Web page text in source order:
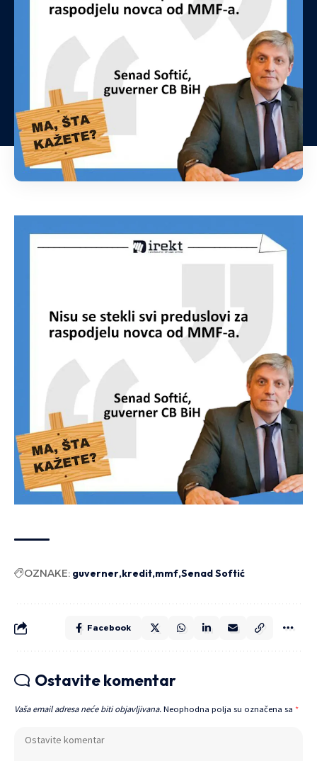
OZNAKE: guverner kredit mmf Senad Softić
Facebook
Ostavite komentar
Vaša email adresa neće biti objavljivana. Neophodna polja su označena sa *